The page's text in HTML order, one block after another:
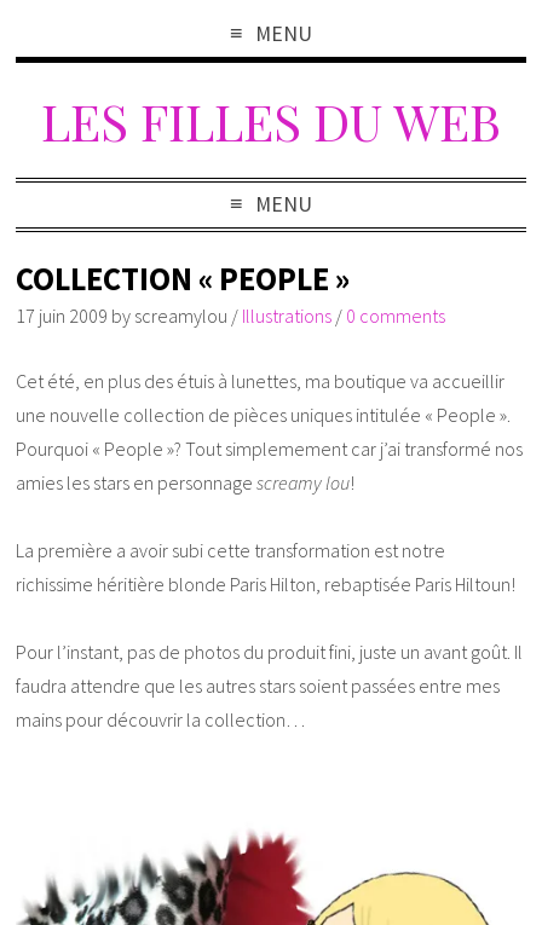
MENU
LES FILLES DU WEB
MENU
COLLECTION « PEOPLE »
17 juin 2009 by screamylou / Illustrations / 0 comments
Cet été, en plus des étuis à lunettes, ma boutique va accueillir
une nouvelle collection de pièces uniques intitulée « People ».
Pourquoi « People »? Tout simplemement car j’ai transformé nos
amies les stars en personnagescreamy lou!
La première a avoir subi cette transformation est notre
richissime héritière blonde Paris Hilton, rebaptisée Paris Hiltoun!
Pour l’instant, pas de photos du produit fini, juste un avant goût. Il
faudra attendre que les autres stars soient passées entre mes
mains pour découvrir la collection…